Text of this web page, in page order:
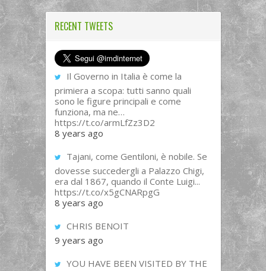
RECENT TWEETS
Il Governo in Italia è come la
primiera a scopa: tutti sanno quali
sono le figure principali e come
funziona, ma ne…
https://t.co/armLfZz3D2
8 years ago
Tajani, come Gentiloni, è nobile. Se
dovesse succedergli a Palazzo Chigi,
era dal 1867, quando il Conte Luigi...
https://t.co/x5gCNARpgG
8 years ago
CHRIS BENOIT
9 years ago
YOU HAVE BEEN VISITED BY THE